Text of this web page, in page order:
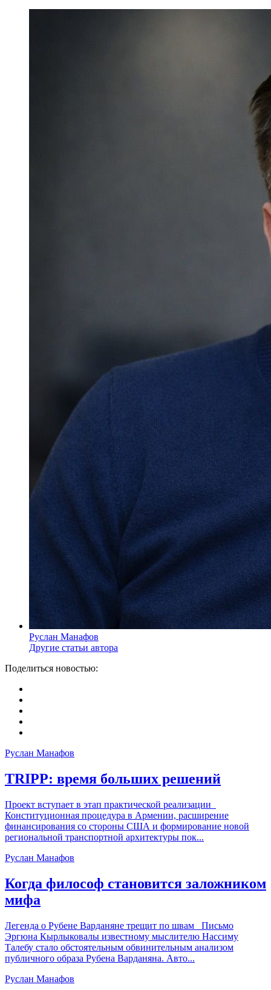
Руслан Манафов
Другие статьи автора
Поделиться новостью:
Руслан Манафов
TRIPP: время больших решений
Проект вступает в этап практической реализации
Конституционная процедура в Армении, расширение
финансирования со стороны США и формирование новой
региональной транспортной архитектуры пок...
Руслан Манафов
Когда философ становится заложником
мифа
Легенда о Рубене Варданяне трещит по швам Письмо
Эргюна Кырлыковалы известному мыслителю Нассиму
Талебу стало обстоятельным обвинительным анализом
публичного образа Рубена Варданяна. Авто...
Руслан Манафов